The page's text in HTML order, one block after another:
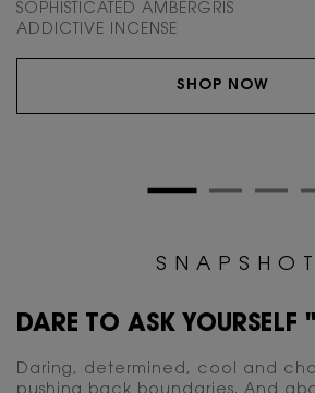
SOPHISTICATED AMBERGRIS
ADDICTIVE INCENSE
SHOP NOW
PDP Routine Section for WW-50194YSL
<span class="c-section__description h-text-size-
S N A P S H O T
DARE TO ASK
Daring, determined, cool and